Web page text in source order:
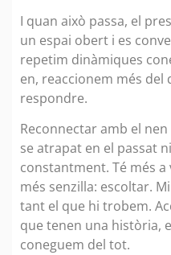
I quan això passa, el
un espai obert i es
repetim dinàmiques
en, reaccionem més del
respondre.
Reconnectar amb el
se atrapat en el passat
constantment. Té més
més senzilla: escoltar.
tant el que hi trobem.
que tenen una història,
coneguem del tot.